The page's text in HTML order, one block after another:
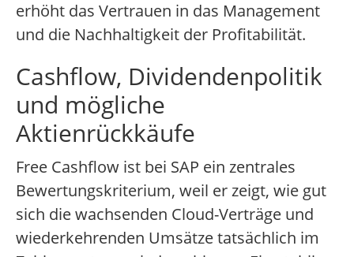
erhöht das Vertrauen in das Management
und die Nachhaltigkeit der Profitabilität.
Cashflow, Dividendenpolitik
und mögliche
Aktienrückkäufe
Free Cashflow ist bei SAP ein zentrales
Bewertungskriterium, weil er zeigt, wie gut
sich die wachsenden Cloud-Verträge und
wiederkehrenden Umsätze tatsächlich im